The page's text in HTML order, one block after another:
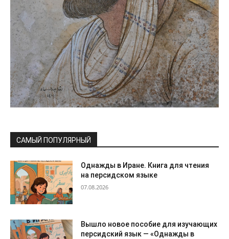
САМЫЙ ПОПУЛЯРНЫЙ
Однажды в Иране. Книга для чтения
на персидском языке
07.08.2026
Вышло новое пособие для изучающих
персидский язык — «Однажды в